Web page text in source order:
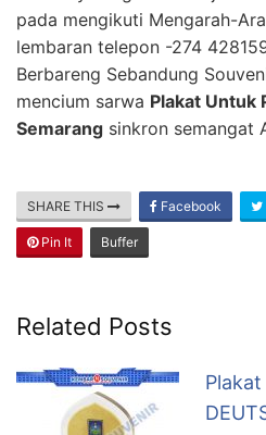
pada mengikuti Mengarah-
lembaran telepon -274
Berbareng Sebandung
mencium sarwa Plakat Untuk
Semarang sinkron semangat
SHARE THIS Facebook
Pin It Buffer
Related Posts
Plakat